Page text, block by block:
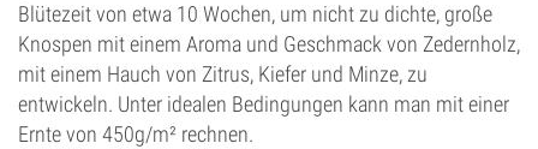
Blütezeit von etwa 10 Wochen, um nicht zu dichte, große
Knospen mit einem Aroma und Geschmack von Zedernholz,
mit einem Hauch von Zitrus, Kiefer und Minze, zu
entwickeln. Unter idealen Bedingungen kann man mit einer
Ernte von 450g/m² rechnen.